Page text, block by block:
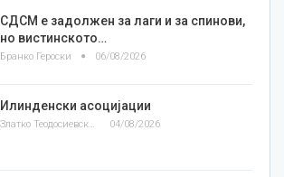
СДСМ е задолжен за лаги и за спинови,
но вистинското…
Бранко Героски 06/08/2026
Илинденски асоцијации
Златко Теодосиевски 04/08/2026